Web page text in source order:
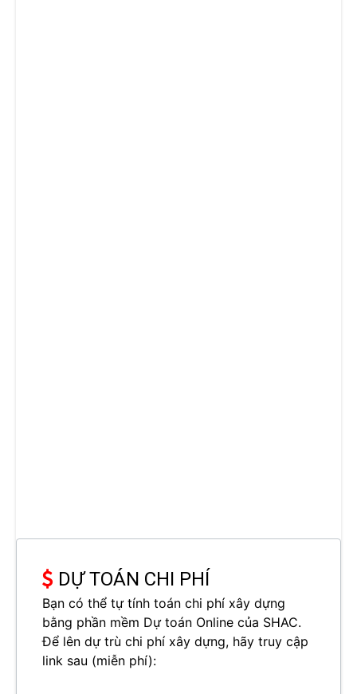
DỰ TOÁN CHI PHÍ
Bạn có thể tự tính toán chi phí xây dựng
bằng phần mềm Dự toán Online của SHAC.
Để lên dự trù chi phí xây dựng, hãy truy cập
link sau (miễn phí):